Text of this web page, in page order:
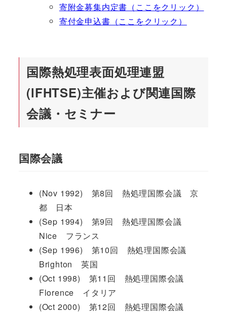
寄附金募集内定書（ここをクリック）
寄付金申込書（ここをクリック）
国際熱処理表面処理連盟
(lFHTSE)主催および関連国際
会議・セミナー
国際会議
(Nov 1992) 第8回 熱処理国際会議 京
都 日本
(Sep 1994) 第9回 熱処理国際会議
Nice フランス
(Sep 1996) 第10回 熱処理国際会議
Brighton 英国
(Oct 1998) 第11回 熱処理国際会議
Florence イタリア
(Oct 2000) 第12回 熱処理国際会議